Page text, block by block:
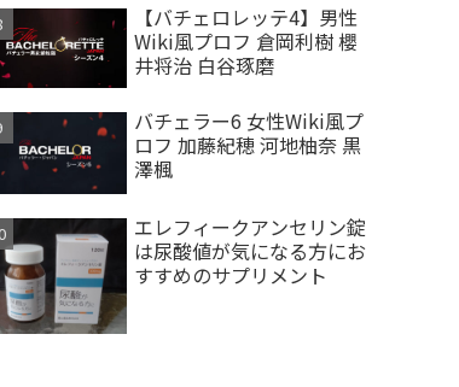
【バチェロレッテ4】男性
Wiki風プロフ 倉岡利樹 櫻
井将治 白谷琢磨
バチェラー6 女性Wiki風プ
ロフ 加藤紀穂 河地柚奈 黒
澤楓
エレフィークアンセリン錠
は尿酸値が気になる方にお
すすめのサプリメント